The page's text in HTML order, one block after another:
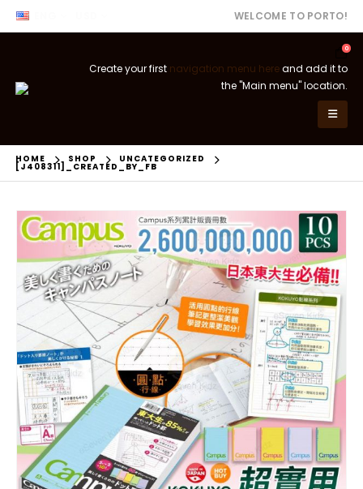
WELCOME TO PORTO!
0
Create your first navigation menu hereand add it to
the "Main menu" location.
HOME SHOP UNCATEGORIZED
[J408311]_CREATED_BY_FB